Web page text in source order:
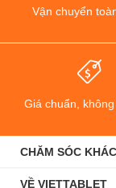
Camera
Vận chuyển
Giá chuẩn,
CHĂM SÓC
VỀ VIETTABLET